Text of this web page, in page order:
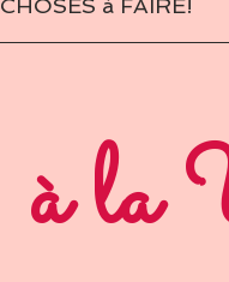
CHOSES à FAIRE!
à la